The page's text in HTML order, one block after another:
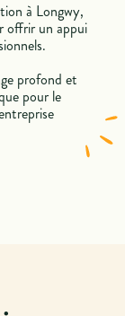
à Longwy,
offrir un appui
profond et
pour le